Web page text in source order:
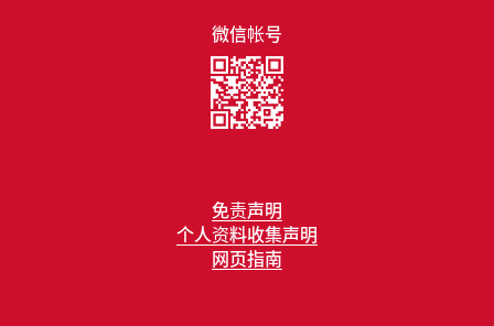
免责声明
个人资料收集声明
网页指南
微信帐号